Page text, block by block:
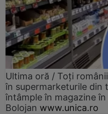
Ultima oră / Toți
în supermarketurile din
întâmple în magazine
Bolojan www.unica.ro